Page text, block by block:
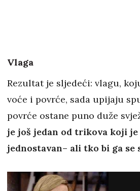
Vlaga
Rezultat je sljedeći: vlagu,
voće i povrće, sada upijaju
povrće ostane puno duže
je još jedan od trikova koji
jednostavan– ali tko bi ga se